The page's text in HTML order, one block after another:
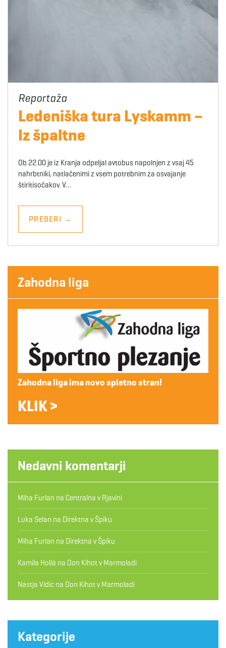
Ledeniška tura Lyskamm –
Iz špaltne
Ob 22.00 je iz Kranja odpeljal avtobus napolnjen z vsaj 45
nahrbtniki, natlačenimi z vsem potrebnim za osvajanje
štiritisočakov. V…
PREBERI →
Zahodna liga
Zahodna liga ima novo spletno stran!
KLIK >
Nedavni komentarji
Miha Furlan na Centralna v Rjavini
Luka Selan na Direktna v Špiku
Miha Furlan na Direktna v Špiku
Kamila Hollá na Don Kihot v Marmoladi
Nastja Vidic na Don Kihot v Marmoladi
Kategorije